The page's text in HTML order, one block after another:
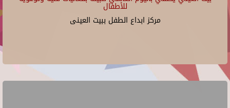
للأطفال
مركز ابداع الطفل ببيت العينى